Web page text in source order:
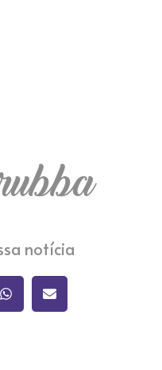
notícia